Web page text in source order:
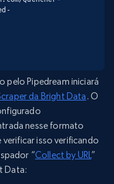
pelo Pipedream iniciará
da Bright Data . O
nesse formato
isso verificando
“Collect by URL ”
Data: